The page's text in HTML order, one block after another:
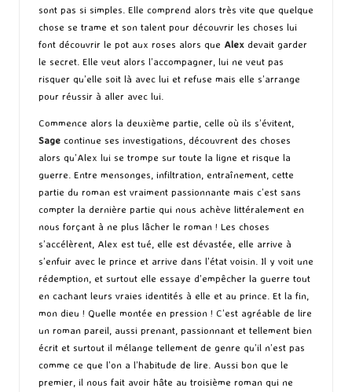
sont pas si simples. Elle comprend alors très vite que quelque
chose se trame et son talent pour découvrir les choses lui
font découvrir le pot aux roses alors que Alex devait garder
le secret. Elle veut alors l’accompagner, lui ne veut pas
risquer qu’elle soit là avec lui et refuse mais elle s’arrange
pour réussir à aller avec lui.
Commence alors la deuxième partie, celle où ils s’évitent,
Sage continue ses investigations, découvrent des choses
alors qu’Alex lui se trompe sur toute la ligne et risque la
guerre. Entre mensonges, infiltration, entraînement, cette
partie du roman est vraiment passionnante mais c’est sans
compter la dernière partie qui nous achève littéralement en
nous forçant à ne plus lâcher le roman ! Les choses
s’accélèrent, Alex est tué, elle est dévastée, elle arrive à
s’enfuir avec le prince et arrive dans l’état voisin. Il y voit une
rédemption, et surtout elle essaye d’empêcher la guerre tout
en cachant leurs vraies identités à elle et au prince. Et la fin,
mon dieu ! Quelle montée en pression ! C’est agréable de lire
un roman pareil, aussi prenant, passionnant et tellement bien
écrit et surtout il mélange tellement de genre qu’il n’est pas
comme ce que l’on a l’habitude de lire. Aussi bon que le
premier, il nous fait avoir hâte au troisième roman qui ne